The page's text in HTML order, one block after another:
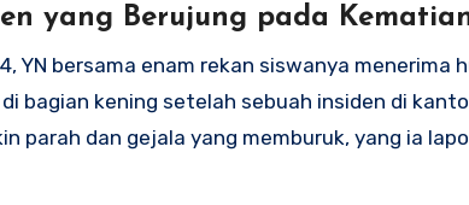
yang Berujung pada
YN bersama enam rekan siswanya menerima
bagian kening setelah sebuah insiden di
parah dan gejala yang memburuk, yang ia